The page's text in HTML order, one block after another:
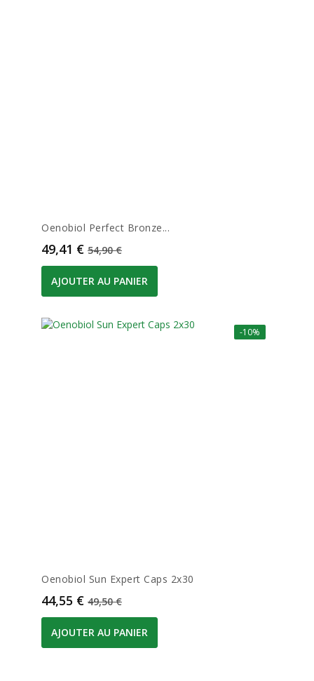
Oenobiol Perfect Bronze...
Prix
49,41 € Prix de base
54,90 €
AJOUTER AU PANIER
-10%
Oenobiol Sun Expert Caps 2x30
Prix
44,55 € Prix de base
49,50 €
AJOUTER AU PANIER